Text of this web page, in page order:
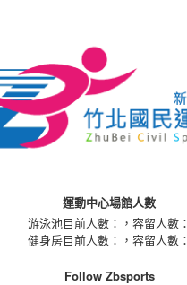
運動中心場館人數
游泳池目前人數：
，容留人數：
健身房目前人數：
，容留人數：
Follow Zbsports